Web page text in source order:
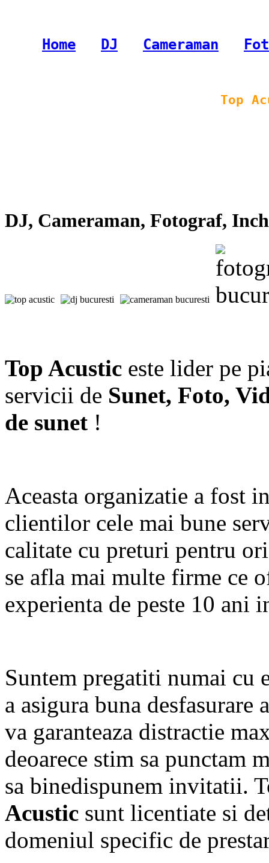
Home DJ Cameraman
Top
DJ, Cameraman, Fotograf,
Top Acustic este lider pe
servicii de Sunet, Foto,
de sunet !
Aceasta organizatie a fost
clientilor cele mai bune
calitate cu preturi pentru
se afla mai multe firme ce
experienta de peste 10 ani
Suntem pregatiti numai cu
a asigura buna desfasurare
va garanteaza distractie
deoarece stim sa punctam
sa binedispunem invitatii.
Acustic sunt licentiate si
domeniul specific de